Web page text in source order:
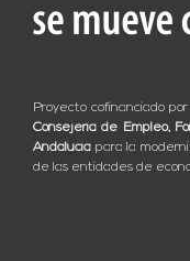
Proyecto cofinanciado
Consejería de Empleo,
Andalucía para la
de las entidades de